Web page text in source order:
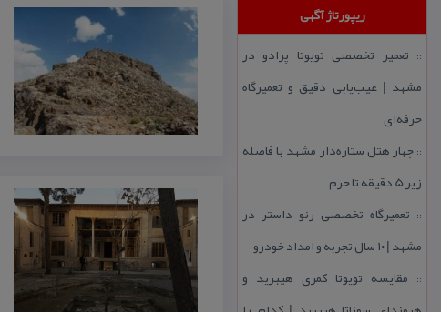
ریپورتاژ آگهی
:: تعمیر تخصصی تویوتا پرادو در
مشهد | عیب‌یابی دقیق و تعمیرگاه
حرفه‌ای
::چهار هتل‌ ستاره‌دار مشهد با فاصله
زیر 5 دقیقه تا حرم
:: تعمیرگاه تخصصی رنو داستر در
مشهد | ۱۰ سال تجربه و امداد خودرو
:: مقایسه تویوتا كمری هیبرید و